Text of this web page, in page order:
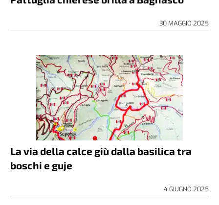
30 MAGGIO 2025
La via della calce giù dalla basilica tra
boschi e guje
4 GIUGNO 2025